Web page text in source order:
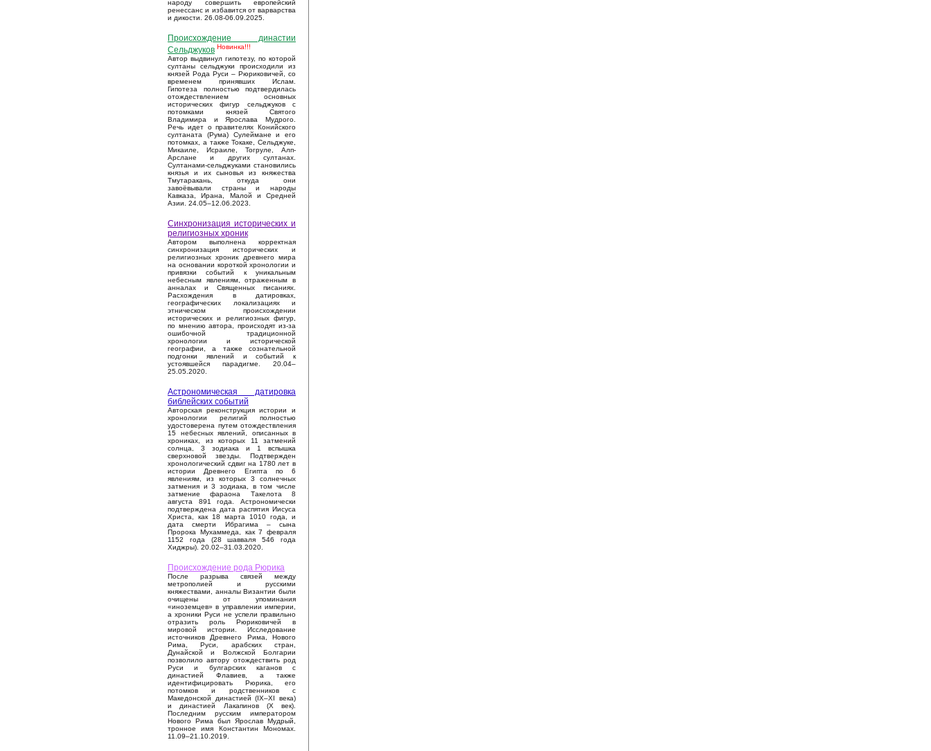
народу совершить европейский
ренессанс и избавится от варварства
и дикости. 26.08-06.09.2025.
Происхождение династии
Сельджуков Новинка!!!
Автор выдвинул гипотезу, по которой
султаны сельджуки происходили из
князей Рода Руси – Рюриковичей, со
временем принявших Ислам.
Гипотеза полностью подтвердилась
отождествлением основных
исторических фигур сельджуков с
потомками князей Святого
Владимира и Ярослава Мудрого.
Речь идет о правителях Конийского
султаната (Рума) Сулеймане и его
потомках, а также Токаке, Сельджуке,
Микаиле, Исраиле, Тогруле, Алп-
Арслане и других султанах.
Султанами-сельджуками становились
князья и их сыновья из княжества
Тмутаракань, откуда они
завоёвывали страны и народы
Кавказа, Ирана, Малой и Средней
Азии. 24.05–12.06.2023.
Синхронизация исторических и
религиозных хроник
Автором выполнена корректная
синхронизация исторических и
религиозных хроник древнего мира
на основании короткой хронологии и
привязки событий к уникальным
небесным явлениям, отраженным в
анналах и Священных писаниях.
Расхождения в датировках,
географических локализациях и
этническом происхождении
исторических и религиозных фигур,
по мнению автора, происходят из-за
ошибочной традиционной
хронологии и исторической
географии, а также сознательной
подгонки явлений и событий к
устоявшейся парадигме. 20.04–
25.05.2020.
Астрономическая датировка
библейских событий
Авторская реконструкция истории и
хронологии религий полностью
удостоверена путем отождествления
15 небесных явлений, описанных в
хрониках, из которых 11 затмений
солнца, 3 зодиака и 1 вспышка
сверхновой звезды. Подтвержден
хронологический сдвиг на 1780 лет в
истории Древнего Египта по 6
явлениям, из которых 3 солнечных
затмения и 3 зодиака, в том числе
затмение фараона Такелота 8
августа 891 года. Астрономически
подтверждена дата распятия Иисуса
Христа, как 18 марта 1010 года, и
дата смерти Ибрагима – сына
Пророка Мухаммеда, как 7 февраля
1152 года (28 шавваля 546 года
Хиджры). 20.02–31.03.2020.
Происхождение рода Рюрика
После разрыва связей между
метрополией и русскими
княжествами, анналы Византии были
очищены от упоминания
«иноземцев» в управлении империи,
а хроники Руси не успели правильно
отразить роль Рюриковичей в
мировой истории. Исследование
источников Древнего Рима, Нового
Рима, Руси, арабских стран,
Дунайской и Волжской Болгарии
позволило автору отождествить род
Руси и булгарских каганов с
династией Флавиев, а также
идентифицировать Рюрика, его
потомков и родственников с
Македонской династией (IX–XI века)
и династией Лакапинов (X век).
Последним русским императором
Нового Рима был Ярослав Мудрый,
тронное имя Константин Мономах.
11.09–21.10.2019.